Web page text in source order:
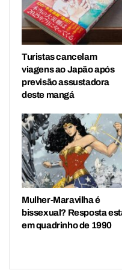
Turistas cancelam
viagens ao Japão após
previsão assustadora
deste mangá
Mulher-Maravilha é
bissexual? Resposta
em quadrinho de 1990